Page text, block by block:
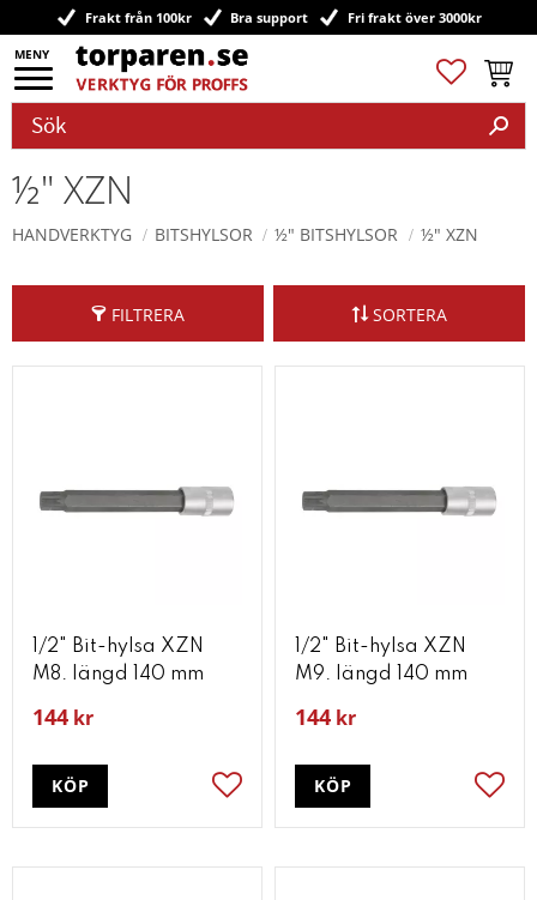
Meny
Frakt från 100kr Bra support Fri frakt över 3000kr
Favoriter
½" XZN
HANDVERKTYG BITSHYLSOR ½" BITSHYLSOR ½" XZN
FILTRERA SORTERA
1/2" Bit-hylsa XZN
M8. längd 140 mm
144 kr
Lägg till i favoriter
KÖP
1/2" Bit-hylsa XZN
M9. längd 140 mm
144 kr
KÖP